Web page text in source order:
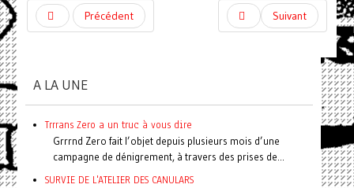
Précédent Suivant
A LA UNE
Trrrans Zero a un truc à vous dire
Grrrnd Zero fait l’objet depuis plusieurs mois d’une
campagne de dénigrement, à travers des prises de...
SURVIE DE L'ATELIER DES CANULARS